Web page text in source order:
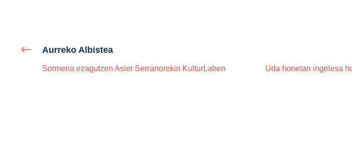
Aurreko Albistea
Sormena ezagutzen Asier Serranorekin KulturLaben
Uda honetan ingelesa